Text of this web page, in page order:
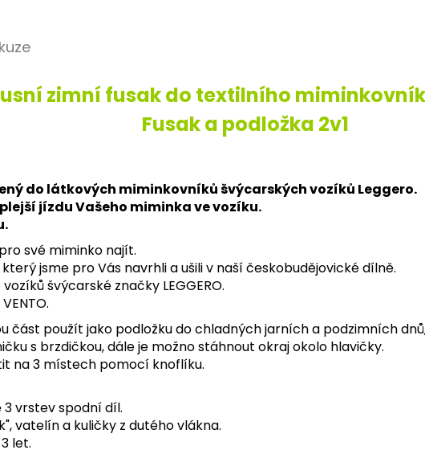
zimní fusak do textilního
Fusak a podložka 2v1
do látkových miminkovníků švýcarských vozíků Leggero.
jízdu Vašeho miminka ve vozíku.
své miminko najít.
jsme pro Vás navrhli a ušili v naší českobudějovické dílně.
švýcarské značky LEGGERO.
část použít jako podložku do chladných jarních a podzimních
s brzdičkou, dále je možno stáhnout okraj okolo hlavičky.
na 3 místech pomocí knoflíku.
vrstev spodní díl.
vatelín a kuličky z dutého vlákna.
let.